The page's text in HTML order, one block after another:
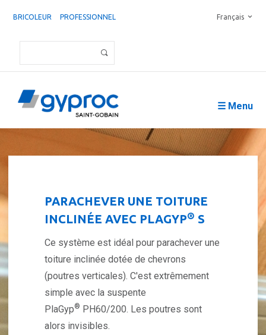
BRICOLEUR PROFESSIONNEL Français
☰ Menu
PARACHEVER UNE TOITURE
INCLINÉE AVEC PLAGYP® S
Ce système est idéal pour parachever une
toiture inclinée dotée de chevrons
(poutres verticales). C'est extrêmement
simple avec la suspente
PlaGyp® PH60/200. Les poutres sont
alors invisibles.